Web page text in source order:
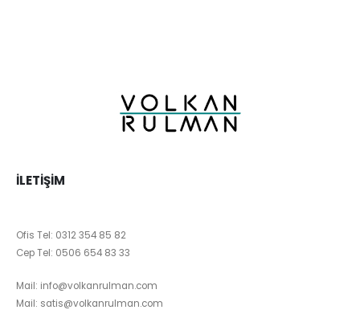
İLETIŞIM
Ofis Tel: 0312 354 85 82
Cep Tel: 0506 654 83 33
Mail: info@volkanrulman.com
Mail: satis@volkanrulman.com